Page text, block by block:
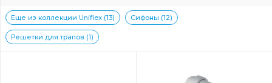
Еще из коллекции Uniflex (13) Сифоны (12)
Решетки для трапов (1)